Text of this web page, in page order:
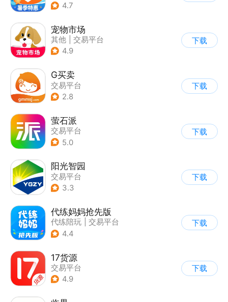
4.7
宠物市场
其他
交易平台
4.9
下载
G买卖
交易平台
2.8
下载
萤石派
交易平台
5.0
下载
阳光智园
交易平台
3.3
下载
代练妈妈抢先版
代练陪玩
交易平台
4.4
下载
17货源
交易平台
4.9
下载